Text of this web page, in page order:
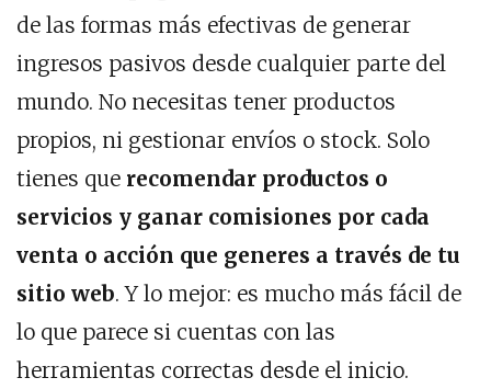
de las formas más efectivas de generar
ingresos pasivos desde cualquier parte del
mundo. No necesitas tener productos
propios, ni gestionar envíos o stock. Solo
tienes que recomendar productos o
servicios y ganar comisiones por cada
venta o acción que generes a través de tu
sitio web. Y lo mejor: es mucho más fácil de
lo que parece si cuentas con las
herramientas correctas desde el inicio.